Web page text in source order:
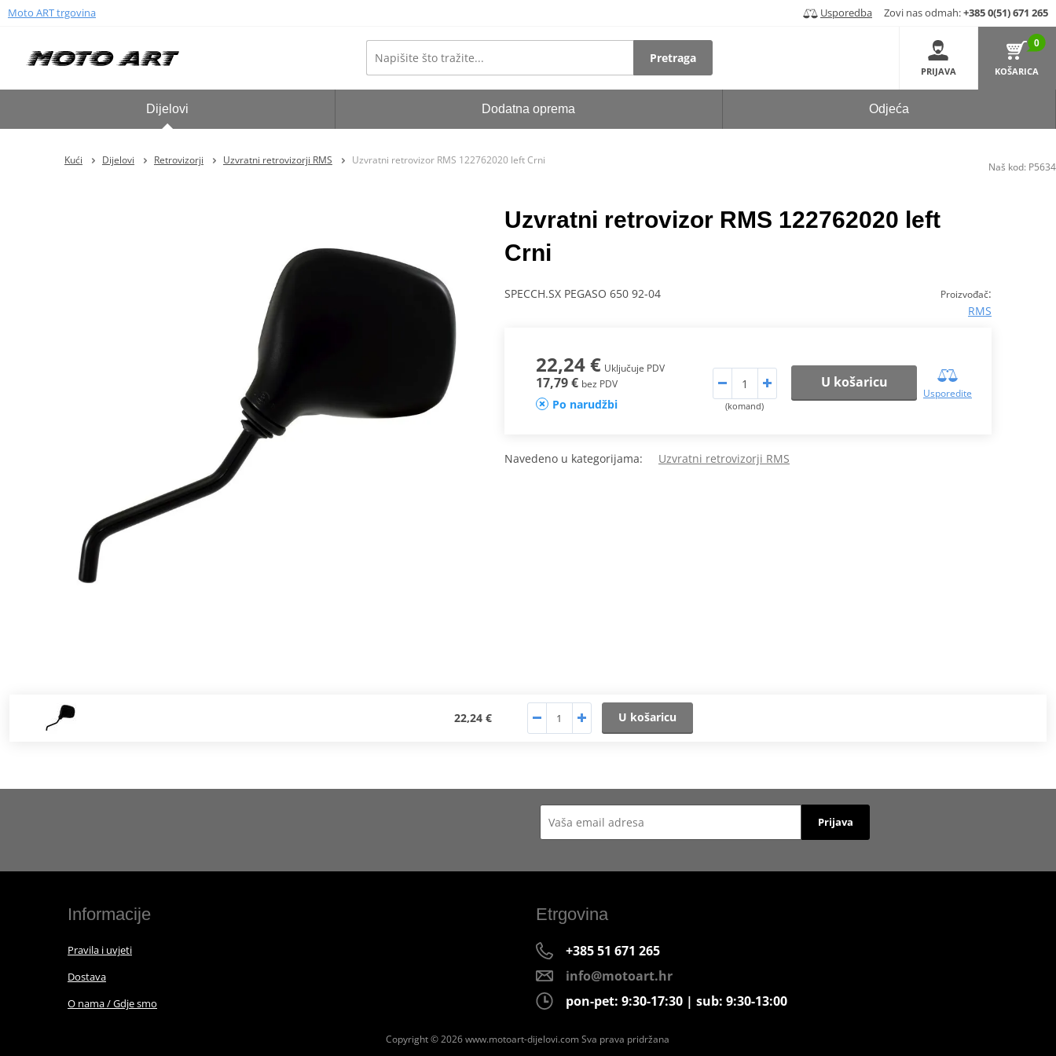
Moto ART trgovina Usporedba Zovi nas odmah:+385 0(51) 671 265
Pretraga
PRIJAVA
0
KOŠARICA
Dijelovi Dodatna oprema Odjeća
Kući Dijelovi Retrovizorji Uzvratni retrovizorji RMS Uzvratni retrovizor RMS 122762020 left Crni
Uzvratni retrovizor RMS 122762020 left
Crni
Proizvođač:
RMS
SPECCH.SX PEGASO 650 92-04
22,24 € Uključuje PDV
17,79 € bez PDV
Po narudžbi (komand)
U košaricu
Usporedite
Navedeno u kategorijama: Uzvratni retrovizorji RMS
22,24 € U košaricu
Naš kod: P5634
Prijava
Informacije
Pravila i uvjeti
Dostava
O nama / Gdje smo
Etrgovina
+385 51 671 265
info@motoart.hr
pon-pet: 9:30-17:30 | sub: 9:30-13:00
Copyright © 2026 www.motoart-dijelovi.com Sva prava pridržana